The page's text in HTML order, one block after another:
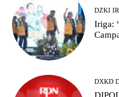
DZKI
Iriga:
DXKD